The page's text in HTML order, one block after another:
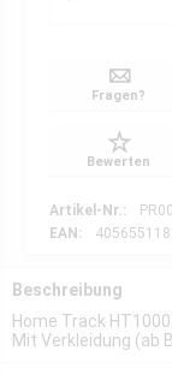
Fragen?
Bewerten
Artikel-Nr.:
EAN:
Beschreibung
Home Track
Mit Verkleidung (ab